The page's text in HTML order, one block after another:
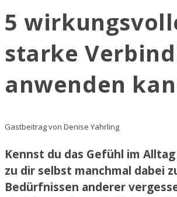
5
starke
anwenden
Gastbeitrag von Denise Yahrling
Kennst du das Gefühl im
zu dir selbst manchmal dabei
Bedürfnissen anderer